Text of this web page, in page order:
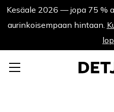
Kesäale 2026 — jopa 75 %
aurinkoisempaan hintaan.
Table à